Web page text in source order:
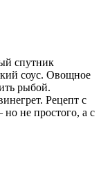
спутник
соус. Овощное
рыбой.
Рецепт с
не простого, а с